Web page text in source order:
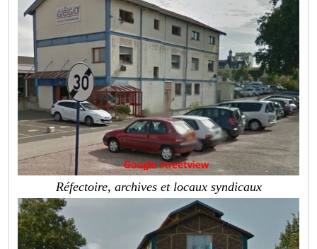
Réfectoire, archives et locaux syndicaux